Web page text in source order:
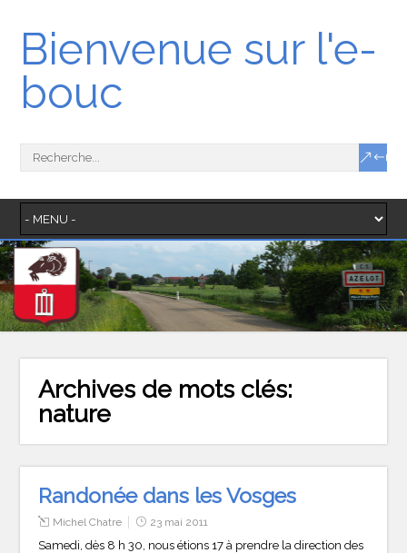
Bienvenue sur l'e-
bouc
Archives de mots clés:
nature
Randonée dans les Vosges
Michel Chatre 23 mai 2011
Samedi, dès 8 h 30, nous étions 17 à prendre la direction des